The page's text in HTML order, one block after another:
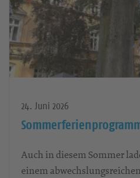
24. Juni 2026
Auch in diesem Sommer
einem